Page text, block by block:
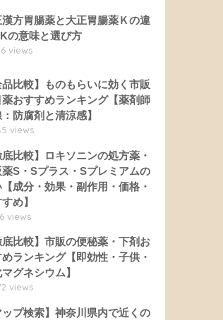
漢方胃腸薬と大正胃腸薬Ｋの違
の意味と選び方
views
品比較】ものもらいに効く市販
薬おすすめランキング【薬剤師
：防腐剤と清涼感】
views
底比較】ロキソニンの処方薬・
薬S・Sプラス・Sプレミアムの
成分・効果・副作用・価格・
め】
views
底比較】市販の便秘薬・下剤お
ランキング【即効性・子供・
グネシウム】
views
ップ検索】神奈川県内で近くの